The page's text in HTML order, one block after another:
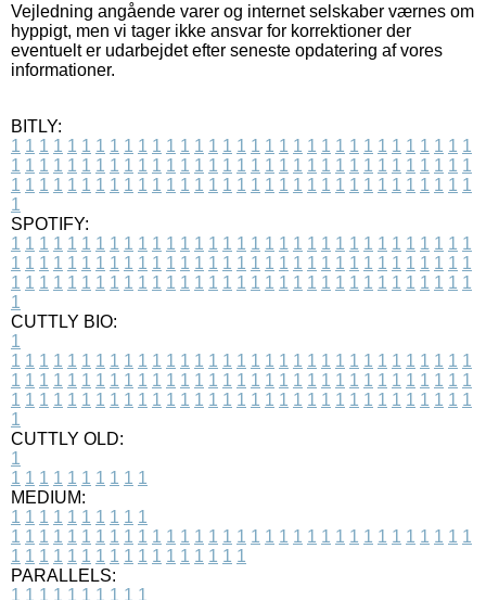
Vejledning angående varer og internet selskaber værnes om
hyppigt, men vi tager ikke ansvar for korrektioner der
eventuelt er udarbejdet efter seneste opdatering af vores
informationer.
BITLY:
1 1 1 1 1 1 1 1 1 1 1 1 1 1 1 1 1 1 1 1 1 1 1 1 1 1 1 1 1 1 1 1 1
1 1 1 1 1 1 1 1 1 1 1 1 1 1 1 1 1 1 1 1 1 1 1 1 1 1 1 1 1 1 1 1 1
1 1 1 1 1 1 1 1 1 1 1 1 1 1 1 1 1 1 1 1 1 1 1 1 1 1 1 1 1 1 1 1 1
1
SPOTIFY:
1 1 1 1 1 1 1 1 1 1 1 1 1 1 1 1 1 1 1 1 1 1 1 1 1 1 1 1 1 1 1 1 1
1 1 1 1 1 1 1 1 1 1 1 1 1 1 1 1 1 1 1 1 1 1 1 1 1 1 1 1 1 1 1 1 1
1 1 1 1 1 1 1 1 1 1 1 1 1 1 1 1 1 1 1 1 1 1 1 1 1 1 1 1 1 1 1 1 1
1
CUTTLY BIO:
1
1 1 1 1 1 1 1 1 1 1 1 1 1 1 1 1 1 1 1 1 1 1 1 1 1 1 1 1 1 1 1 1 1
1 1 1 1 1 1 1 1 1 1 1 1 1 1 1 1 1 1 1 1 1 1 1 1 1 1 1 1 1 1 1 1 1
1 1 1 1 1 1 1 1 1 1 1 1 1 1 1 1 1 1 1 1 1 1 1 1 1 1 1 1 1 1 1 1 1
1
CUTTLY OLD:
1
1 1 1 1 1 1 1 1 1 1
MEDIUM:
1 1 1 1 1 1 1 1 1 1
1 1 1 1 1 1 1 1 1 1 1 1 1 1 1 1 1 1 1 1 1 1 1 1 1 1 1 1 1 1 1 1 1
1 1 1 1 1 1 1 1 1 1 1 1 1 1 1 1 1
PARALLELS:
1 1 1 1 1 1 1 1 1 1